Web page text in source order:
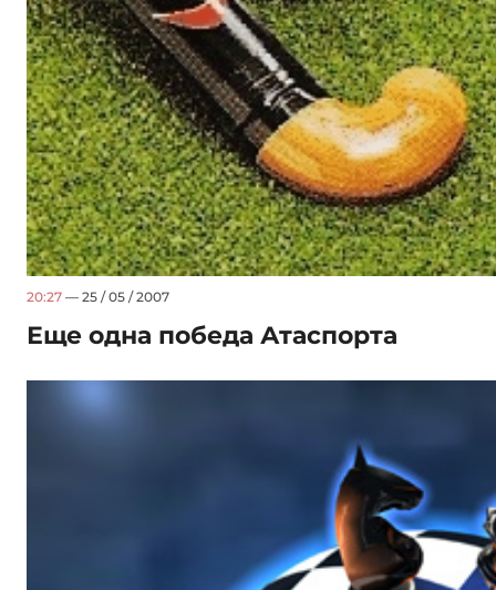
20:27 — 25 / 05 / 2007
Еще одна победа Атаспорта